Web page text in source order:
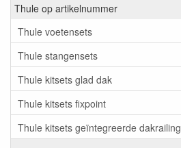
Thule op artikelnummer
Thule voetensets
Thule stangensets
Thule kitsets glad dak
Thule kitsets fixpoint
Thule kitsets geïntegreerde dakrailing